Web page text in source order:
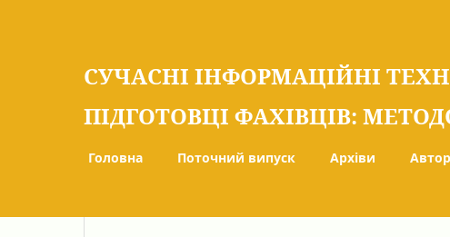
СУЧАСНІ ІНФОРМАЦІЙНІ
ПІДГОТОВЦІ ФАХІВЦІВ:
Головна Поточний випуск Архіви